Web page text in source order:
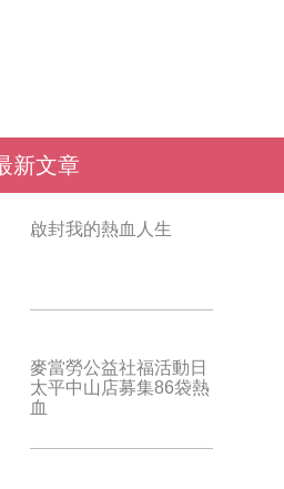
新文章
啟封我的熱血人生
麥當勞公益社福活動日
太平中山店募集86袋熱
血